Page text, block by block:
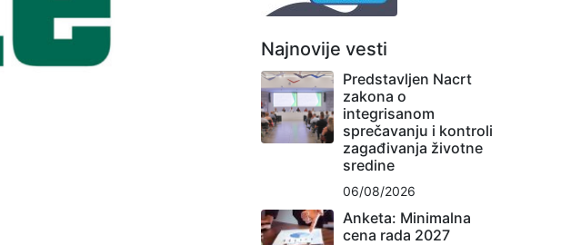
Najnovije vesti
Predstavljen Nacrt
zakona o
integrisanom
sprečavanju i kontroli
zagađivanja životne
sredine
06/08/2026
Anketa: Minimalna
cena rada 2027